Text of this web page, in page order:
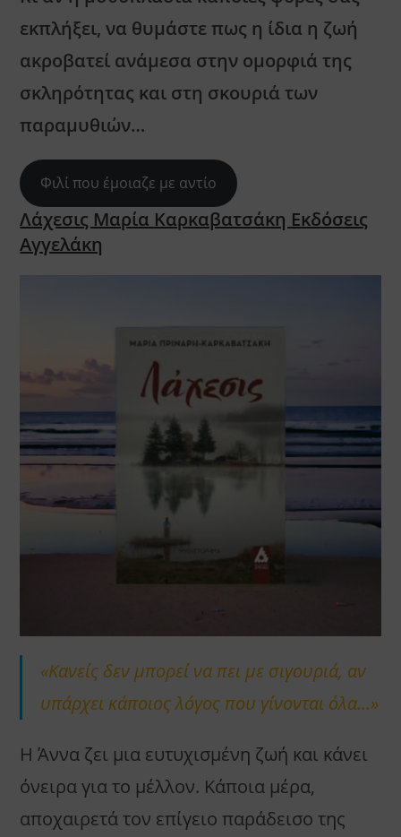
εκπλήξει, να θυμάστε πως η ίδια η ζωή
ακροβατεί ανάμεσα στην ομορφιά της
σκληρότητας και στη σκουριά των
παραμυθιών…
Φιλί που έμοιαζε με αντίο
Λάχεσις Μαρία Καρκαβατσάκη Εκδόσεις
Αγγελάκη
«Κανείς δεν μπορεί να πει με σιγουριά, αν
υπάρχει κάποιος λόγος που γίνονται όλα…»
Η Άννα ζει μια ευτυχισμένη ζωή και κάνει
όνειρα για το μέλλον. Κάποια μέρα,
αποχαιρετά τον επίγειο παράδεισο της